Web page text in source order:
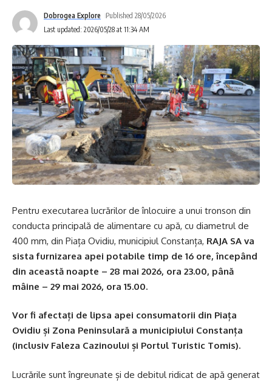
Last updated: 2026/05/28 at 11:34 AM
Dobrogea Explore Published 28/05/2026
Pentru executarea lucrărilor de înlocuire a unui tronson din
conducta principală de alimentare cu apă, cu diametrul de
400 mm, din Piața Ovidiu, municipiul Constanța, RAJA SA va
sista furnizarea apei potabile timp de 16 ore, începând
din această noapte – 28 mai 2026, ora 23.00, până
mâine – 29 mai 2026, ora 15.00.
Vor fi afectați de lipsa apei consumatorii din Piața
Ovidiu și Zona Peninsulară a municipiului Constanța
(inclusiv Faleza Cazinoului și Portul Turistic Tomis).
Lucrările sunt îngreunate și de debitul ridicat de apă generat